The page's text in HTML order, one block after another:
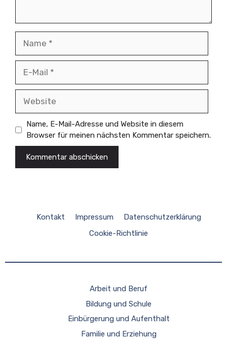
Mail
Name, E-Mail-Adresse und Website in diesem
Browser für meinen nächsten Kommentar speichern.
Kontakt Impressum
Datenschutzerklärung
Cookie-Richtlinie
Arbeit und Beruf
Bildung und Schule
Einbürgerung und Aufenthalt
Familie und Erziehung